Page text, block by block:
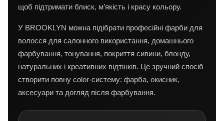
щоб підтримати блиск, м’якість і красу кольору.
У BROOKLYN можна підібрати професійні фарби для
волосся для салонного використання, домашнього
фарбування, тонування, покриття сивини, блонду,
натуральних і креативних відтінків. Це зручний спосіб
створити повну color-систему: фарба, окисник,
аксесуари та догляд після фарбування.